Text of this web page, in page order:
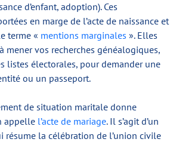
d’enfant, adoption). Ces
en marge de l’acte de naissance et
terme « mentions marginales ». Elles
mener vos recherches généalogiques,
listes électorales, pour demander une
ou un passeport.
de situation maritale donne
appelle l’acte de mariage. Il s’agit d’un
résume la célébration de l’union civile